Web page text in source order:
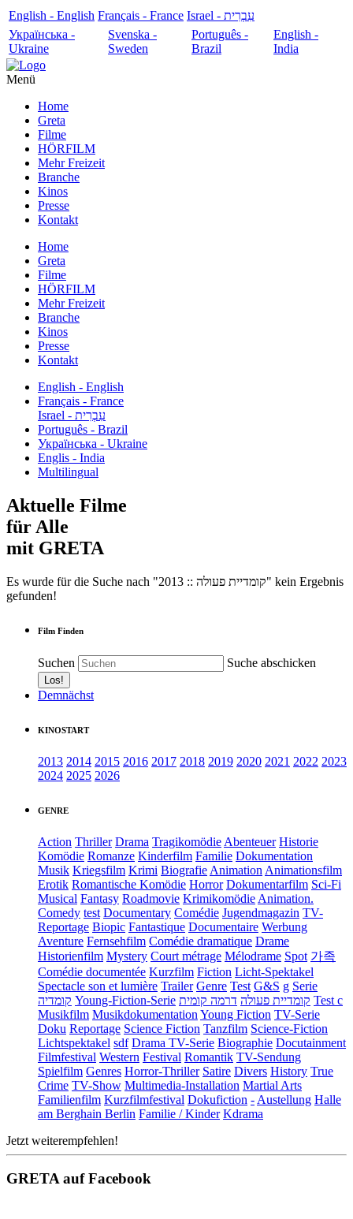
English - English Français - France
עִבְרִית - Israel
Українська -
Ukraine
Svenska -
Sweden
Português -
Brazil
English -
India
Menü
Home
Greta
Filme
HÖRFILM
Mehr Freizeit
Branche
Kinos
Presse
Kontakt
Home
Greta
Filme
HÖRFILM
Mehr Freizeit
Branche
Kinos
Presse
Kontakt
English - English
Français - France
עִבְרִית - Israel
Português - Brazil
Українська - Ukraine
Englis - India
Multilingual
Aktuelle Filme
für Alle
mit GRETA
Es wurde für die Suche nach "2013 :: קומדיית פעולה" kein Ergebnis
gefunden!
Film Finden
Suchen Suche abschicken
Demnächst
KINOSTART
2013 2014 2015 2016 2017 2018 2019 2020 2021 2022 2023
2024 2025 2026
GENRE
Action Thriller Drama Tragikomödie Abenteuer Historie
Komödie Romanze Kinderfilm Familie Dokumentation
Musik Kriegsfilm Krimi Biografie Animation Animationsfilm
Erotik Romantische Komödie Horror Dokumentarfilm Sci-Fi
Musical Fantasy Roadmovie Krimikomödie Animation.
Comedy test Documentary Comédie Jugendmagazin TV-
Reportage Biopic Fantastique Documentaire Werbung
Aventure Fernsehfilm Comédie dramatique Drame
Historienfilm Mystery Court métrage Mélodrame Spot 가족
Comédie documentée Kurzfilm Fiction Licht-Spektakel
Spectacle son et lumière Trailer Genre Test G&S g Serie
קומדיה Young-Fiction-Serie קומדיית פעולה דרמה קומית
Test c
Musikfilm Musikdokumentation Young Fiction TV-Serie
Doku Reportage Science Fiction Tanzfilm Science-Fiction
Lichtspektakel sdf Drama TV-Serie Biographie Docutainment
Filmfestival Western Festival Romantik TV-Sendung
Spielfilm Genres Horror-Thriller Satire Divers History True
Crime TV-Show Multimedia-Installation Martial Arts
Familienfilm Kurzfilmfestival Dokufiction - Austellung Halle
am Berghain Berlin Familie / Kinder Kdrama
Jetzt weiterempfehlen!
GRETA auf Facebook